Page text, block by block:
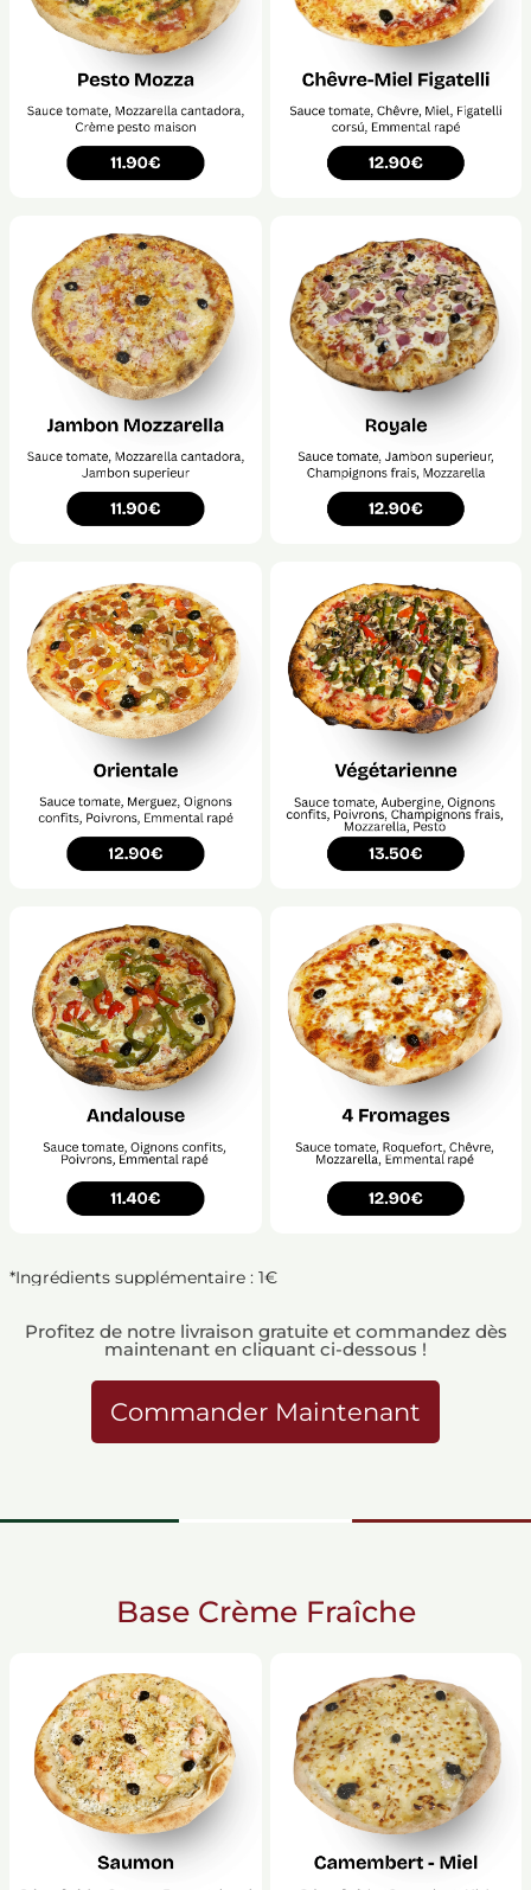
*Ingrédients supplémentaire : 1€
Profitez de notre livraison gratuite et commandez dès
maintenant en cliquant ci-dessous !
Commander Maintenant
Base Crème Fraîche